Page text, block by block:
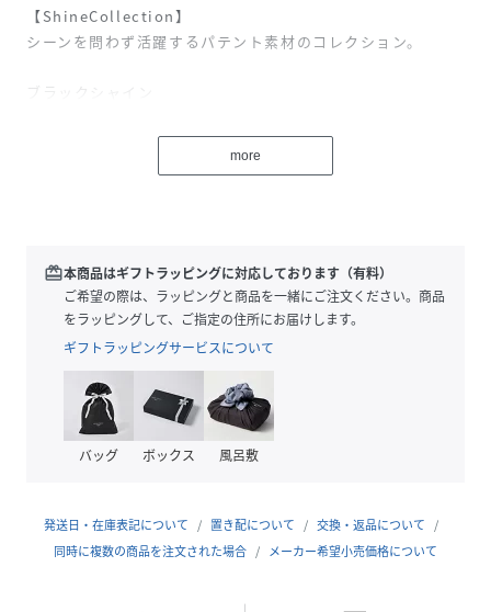
【ShineCollection】
シーンを問わず活躍するパテント素材のコレクション。
ブラックシャイン
程よい光沢感がスポーティになりすぎず大人な印象。シンプ
ルなデザインで日常使いしやすく、年齢問わずシーズンレス
スクエア型のミニショルダーバッグです。小さめながら十分
なマチがあるので、ミニ財布、スマートフォン、メイクポー
チ、エコバッグなど必要最低限のものがすっぽり収納できま
す。ちょっとしたお出かけはもちろん、旅行やアウトドアの
サブバッグとしてもおすすめ。
【仕様】
メイン開閉部：ファスナー
ショルダーストラップ：取り外し・長さ調節可
more
redeem本商品はギフトラッピングに対応しております（有料）
ご希望の際は、ラッピングと商品を一緒にご注文ください。商品
をラッピングして、ご指定の住所にお届けします。
ギフトラッピングサービスについて
バッグ ボックス 風呂敷
発送日・在庫表記について 置き配について
交換・返品について
同時に複数の商品を注文された場合
メーカー希望小売価格について